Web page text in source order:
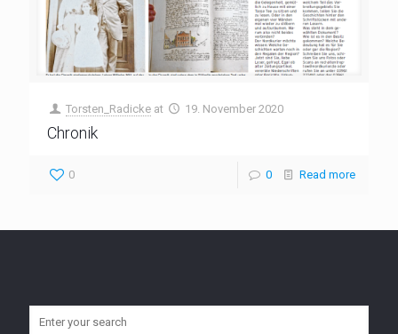
Torsten_Radicke at 19. November 2020
Chronik
0 0 Read more